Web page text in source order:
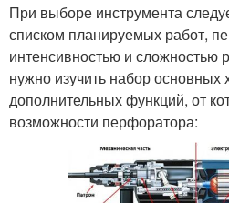
При выборе инструмента
списком планируемых работ,
интенсивностью и сложностью
нужно изучить набор основных
дополнительных функций, от
возможности перфоратора: